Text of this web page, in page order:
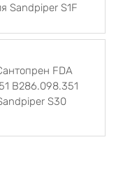
Sandpiper S1F
FDA
B286.098.351
S30